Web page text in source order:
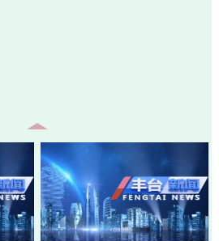
20260805-丰台新闻